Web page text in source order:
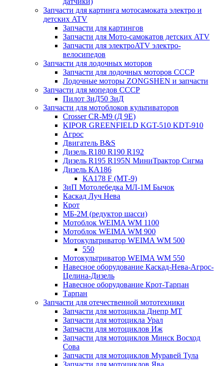
Запчасти для картинга мотосамоката электро и
детских ATV
Запчасти для картингов
Запчасти для Мото-самокатов детских ATV
Запчасти для электроATV электро-
велосипедов
Запчасти для лодочных моторов
Запчасти для лодочных моторов СССР
Лодочные моторы ZONGSHEN и запчасти
Запчасти для мопедов СССР
Пилот ЗиД50 ЗиД
Запчасти для мотоблоков культиваторов
Crosser CR-M9 (Д 9Е)
KIPOR GREENFIELD KGT-510 KDT-910
Агрос
Двигатель B&S
Дизель R180 R190 R192
Дизель R195 R195N МиниТрактор Сигма
Дизель КА186
КА178 F (МТ-9)
ЗиП Мотолебедка МЛ-1М Бычок
Каскад Луч Нева
Крот
МБ-2М (редуктор шасси)
Мотоблок WEIMA WM 1100
Мотоблок WEIMA WM 900
Мотокультриватор WEIMA WM 500
550
Мотокультриватор WEIMA WM 550
Навесное оборудование Каскад-Нева-Агрос-
Целина-Дизель
Навесное оборудование Крот-Тарпан
Тарпан
Запчасти для отечественной мототехники
Запчасти для мотоцикла Днепр МТ
Запчасти для мотоцикла Урал
Запчасти для мотоциклов Иж
Запчасти для мотоциклов Минск Восход
Сова
Запчасти для мотоциклов Муравей Тула
Запчасти для мотоциклов Ява